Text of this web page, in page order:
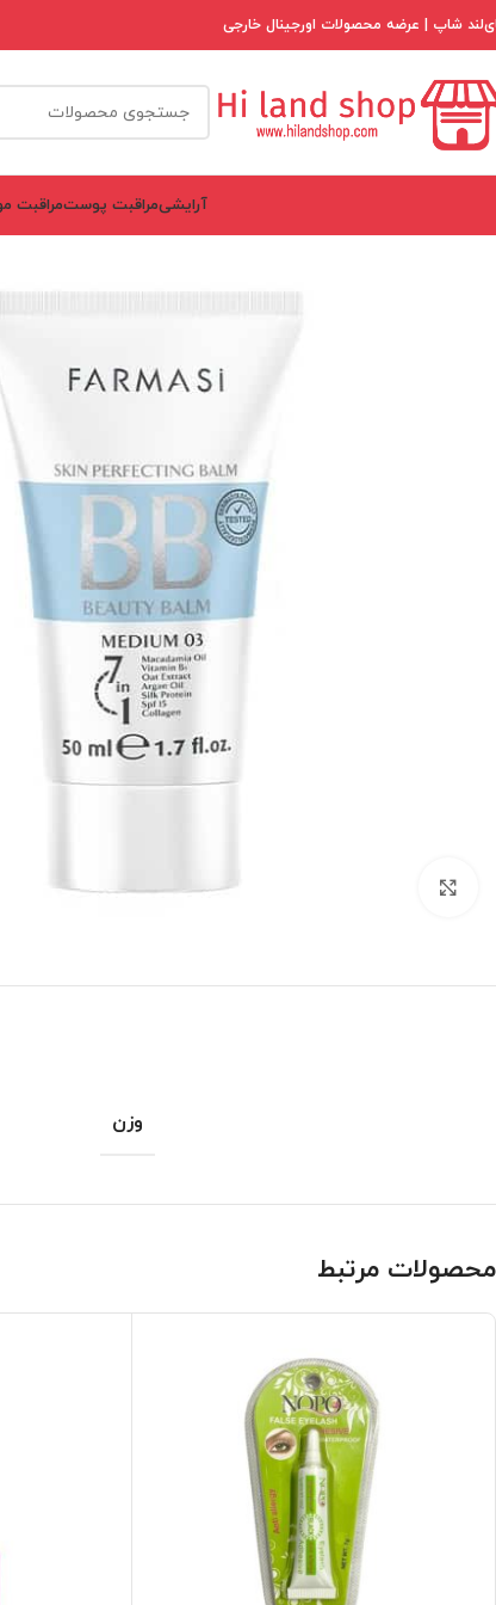
شاپ | عرضه محصولات اورجینال خارجی
آرایشیمراقبت پوستمراقبت
وزن
محصولات مرتبط